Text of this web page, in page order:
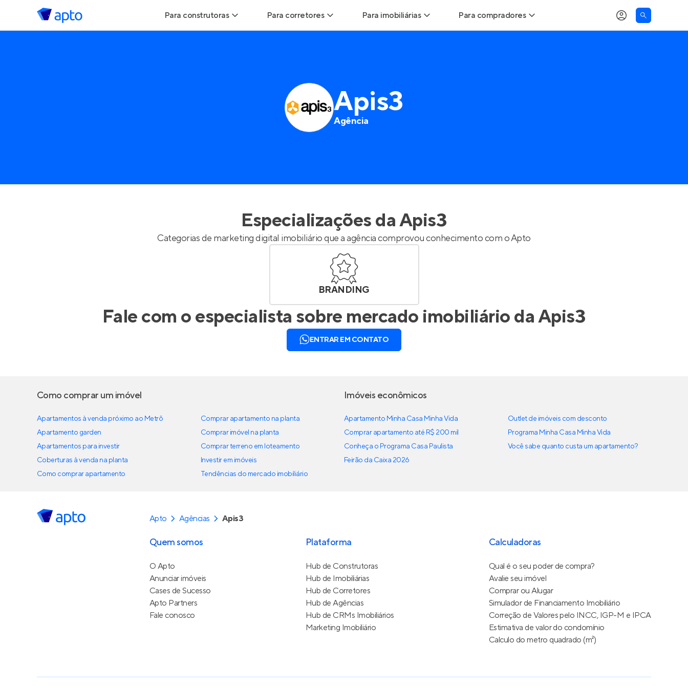
Para construtoras
Anunciar Imóveis
Para corretores
Parcerias imobiliárias
Hub de Corretores
Anunciar imóveis
Para imobiliárias
Anunciar imóveis
Para compradores
Encontre um corretor
Apis3
Agência
Especializações daApis3
Categorias de marketing digital imobiliário que a agência comprovou conhecimento com o Apto
BRANDING
Fale com o especialista sobre mercado imobiliário daApis3
ENTRAR EM CONTATO
Como comprar um imóvel
Apartamentos à venda próximo ao Metrô
Apartamento garden
Apartamentos para investir
Coberturas à venda na planta
Como comprar apartamento
Comprar apartamento na planta
Comprar imóvel na planta
Comprar terreno em loteamento
Investir em imóveis
Tendências do mercado imobiliário
Imóveis econômicos
Apartamento Minha Casa Minha Vida
Comprar apartamento até R$ 200 mil
Conheça o Programa Casa Paulista
Feirão da Caixa 2026
Outlet de imóveis com desconto
Programa Minha Casa Minha Vida
Você sabe quanto custa um apartamento?
Apto Agências Apis3
Quem somos
O Apto
Anunciar imóveis
Cases de Sucesso
Apto Partners
Fale conosco
Plataforma
Hub de Construtoras
Hub de Imobiliárias
Hub de Corretores
Hub de Agências
Hub de CRMs Imobiliários
Marketing Imobiliário
Calculadoras
Qual é o seu poder de compra?
Avalie seu imóvel
Comprar ou Alugar
Simulador de Financiamento Imobiliário
Correção de Valores pelo INCC, IGP-M e IPCA
Estimativa de valor do condomínio
Calculo do metro quadrado (m²)